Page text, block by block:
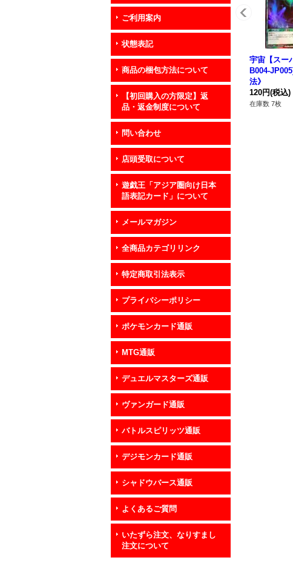
ご利用案内
状態表記
商品の梱包方法について
【初回購入の方限定】返
品・返金制度について
問い合わせ
店頭受取について
遊戯王「アジア圏向け日本
語表記カード」について
メールマガジン
全商品カテゴリリンク
特定商取引法表示
プライバシーポリシー
ポケモンカード通販
MTG通販
デュエルマスターズ通販
ヴァンガード通販
バトルスピリッツ通販
デジモンカード通販
シャドウバース通販
よくあるご質問
いたずら注文、なりすまし
注文について
宇宙【スー
B004-
法》
120円(税込)
在庫数 7枚